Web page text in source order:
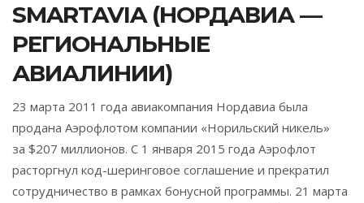
SMARTAVIA (НОРДАВИА —
РЕГИОНАЛЬНЫЕ
АВИАЛИНИИ)
23 марта 2011 года авиакомпания Нордавиа была
продана Аэрофлотом компании «Норильский никель»
за $207 миллионов. С 1 января 2015 года Аэрофлот
расторгнул код-шеринговое соглашение и прекратил
сотрудничество в рамках бонусной программы. 21 марта